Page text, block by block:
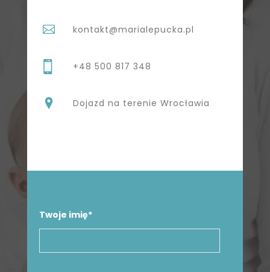
kontakt@marialepucka.pl
+48 500 817 348
Dojazd na terenie Wrocławia
Twoje imię*